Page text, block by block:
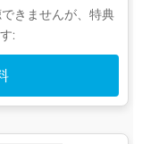
きませんが、特典
: